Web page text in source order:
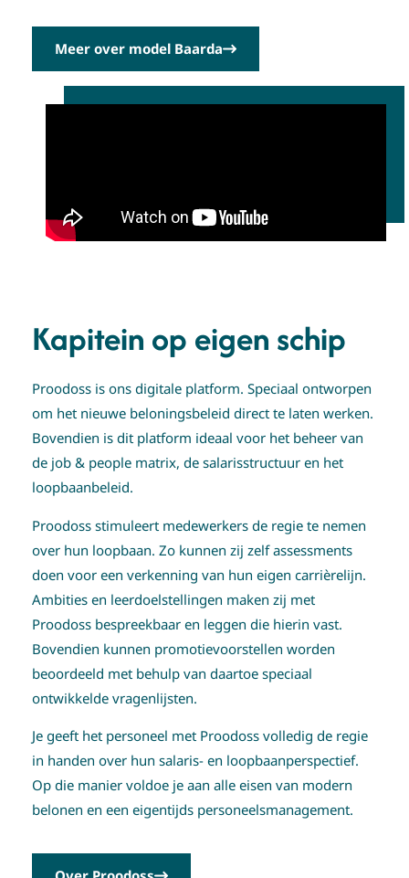
Meer over model Baarda
Kapitein op eigen schip
Proodoss is ons digitale platform. Speciaal ontworpen
om het nieuwe beloningsbeleid direct te laten werken.
Bovendien is dit platform ideaal voor het beheer van
de job & people matrix, de salarisstructuur en het
loopbaanbeleid.
Proodoss stimuleert medewerkers de regie te nemen
over hun loopbaan. Zo kunnen zij zelf assessments
doen voor een verkenning van hun eigen carrièrelijn.
Ambities en leerdoelstellingen maken zij met
Proodoss bespreekbaar en leggen die hierin vast.
Bovendien kunnen promotievoorstellen worden
beoordeeld met behulp van daartoe speciaal
ontwikkelde vragenlijsten.
Je geeft het personeel met Proodoss volledig de regie
in handen over hun salaris- en loopbaanperspectief.
Op die manier voldoe je aan alle eisen van modern
belonen en een eigentijds personeelsmanagement.